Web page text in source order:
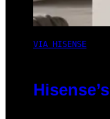
VIA HISENSE